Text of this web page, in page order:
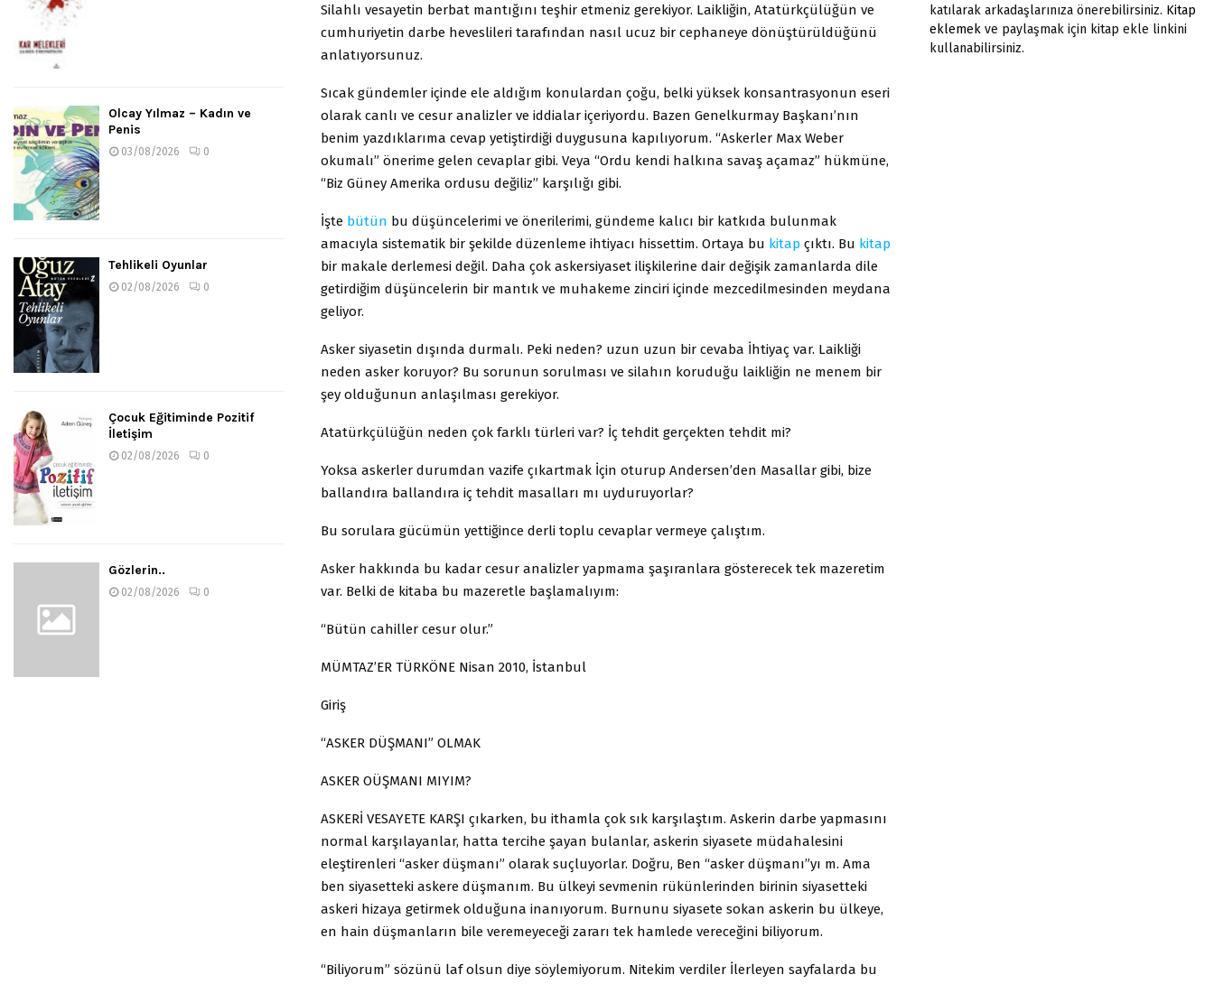
Silahlı vesayetin berbat mantığını teşhir etmeniz gerekiyor. Laikliğin, Atatürkçülüğün ve
cumhuriyetin darbe heveslileri tarafından nasıl ucuz bir cephaneye dönüştürüldüğünü
anlatıyorsunuz.
Sıcak gündemler içinde ele aldığım konulardan çoğu, belki yüksek konsantrasyonun eseri
olarak canlı ve cesur analizler ve iddialar içeriyordu. Bazen Genelkurmay Başkanı’nın
benim yazdıklarıma cevap yetiştirdiği duygusuna kapılıyorum. “Askerler Max Weber
okumalı” önerime gelen cevaplar gibi. Veya “Ordu kendi halkına savaş açamaz” hükmüne,
“Biz Güney Amerika ordusu değiliz” karşılığı gibi.
İşte bütün bu düşüncelerimi ve önerilerimi, gündeme kalıcı bir katkıda bulunmak
amacıyla sistematik bir şekilde düzenleme ihtiyacı hissettim. Ortaya bu kitap çıktı. Bu kitap
bir makale derlemesi değil. Daha çok askersiyaset ilişkilerine dair değişik zamanlarda dile
getirdiğim düşüncelerin bir mantık ve muhakeme zinciri içinde mezcedilmesinden meydana
geliyor.
Asker siyasetin dışında durmalı. Peki neden? uzun uzun bir cevaba İhtiyaç var. Laikliği
neden asker koruyor? Bu sorunun sorulması ve silahın koruduğu laikliğin ne menem bir
şey olduğunun anlaşılması gerekiyor.
Atatürkçülüğün neden çok farklı türleri var? İç tehdit gerçekten tehdit mi?
Yoksa askerler durumdan vazife çıkartmak İçin oturup Andersen’den Masallar gibi, bize
ballandıra ballandıra iç tehdit masalları mı uyduruyorlar?
Bu sorulara gücümün yettiğince derli toplu cevaplar vermeye çalıştım.
Asker hakkında bu kadar cesur analizler yapmama şaşıranlara gösterecek tek mazeretim
var. Belki de kitaba bu mazeretle başlamalıyım:
“Bütün cahiller cesur olur.”
MÜMTAZ’ER TÜRKÖNE Nisan 2010, İstanbul
Giriş
“ASKER DÜŞMANI” OLMAK
ASKER OÜŞMANI MIYIM?
ASKERİ VESAYETE KARŞI çıkarken, bu ithamla çok sık karşılaştım. Askerin darbe yapmasını
normal karşılayanlar, hatta tercihe şayan bulanlar, askerin siyasete müdahalesini
eleştirenleri “asker düşmanı” olarak suçluyorlar. Doğru, Ben “asker düşmanı”yı m. Ama
ben siyasetteki askere düşmanım. Bu ülkeyi sevmenin rükünlerinden birinin siyasetteki
askeri hizaya getirmek olduğuna inanıyorum. Burnunu siyasete sokan askerin bu ülkeye,
en hain düşmanların bile veremeyeceği zararı tek hamlede vereceğini biliyorum.
“Biliyorum” sözünü laf olsun diye söylemiyorum. Nitekim verdiler İlerleyen sayfalarda bu
Olcay Yılmaz – Kadın ve
Penis
03/08/2026 0
Tehlikeli Oyunlar
02/08/2026 0
Çocuk Eğitiminde Pozitif
İletişim
02/08/2026 0
Gözlerin..
02/08/2026 0
katılarak arkadaşlarınıza önerebilirsiniz. Kitap
eklemek ve paylaşmak için kitap ekle linkini
kullanabilirsiniz.